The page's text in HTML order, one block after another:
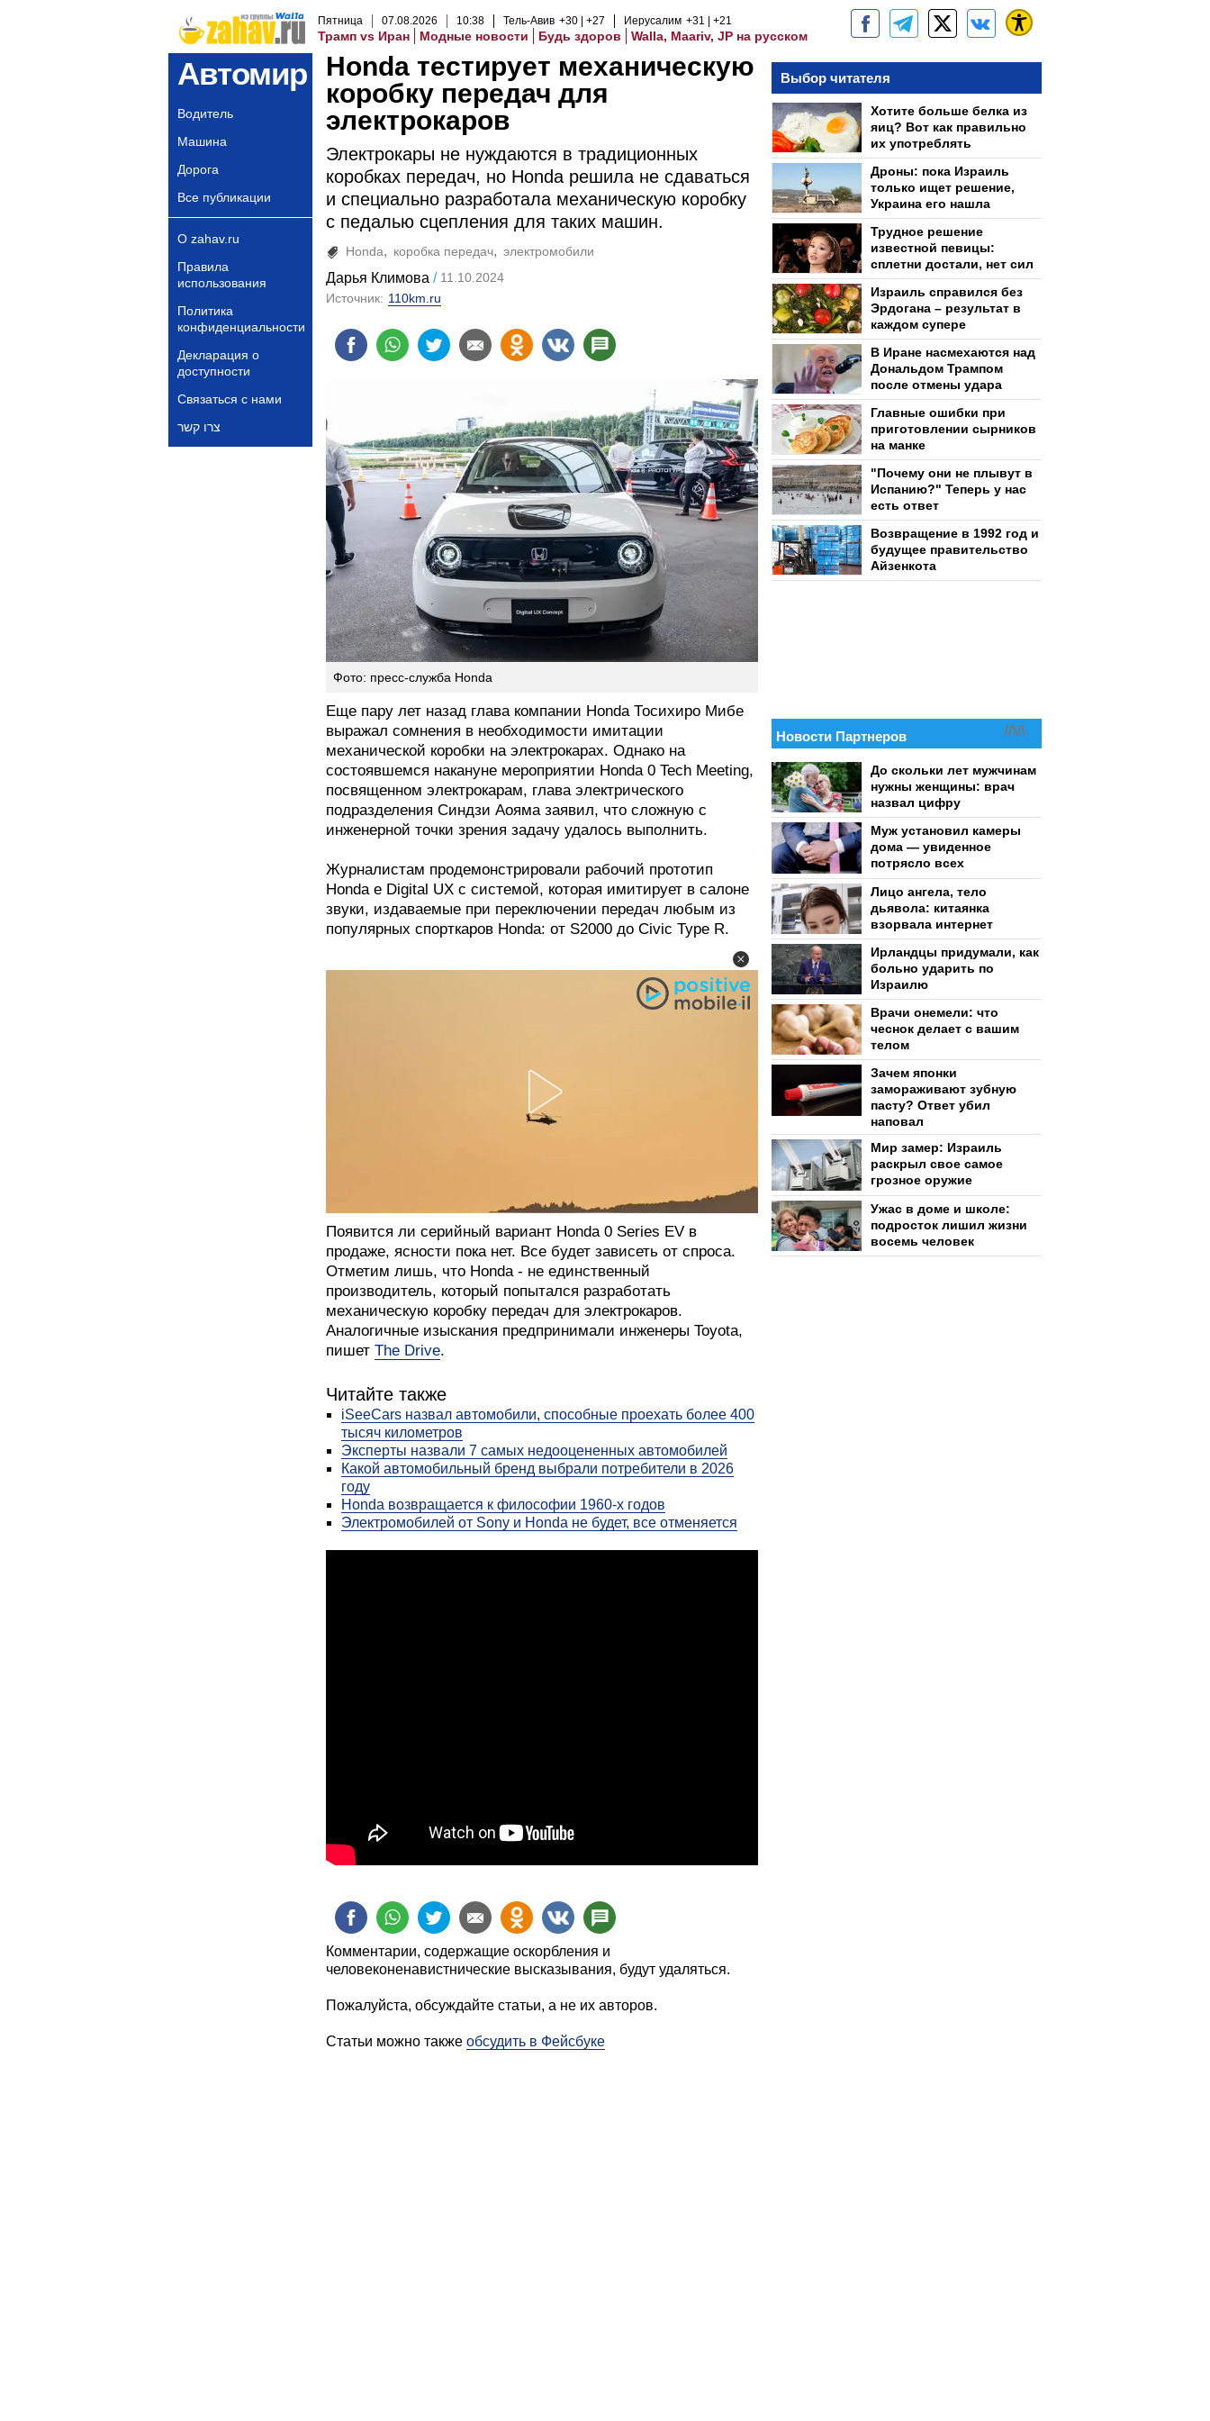
Пятница 07.08.2026 10:38 Тель-Авив +30 +27 Иерусалим +31 +21
Трамп vs Иран Модные новости Будь здоров Walla, Maariv, JP на русском
Автомир
Водитель
Машина
Дорога
Все публикации
О zahav.ru
Правила
использования
Политика
конфиденциальности
Декларация о
доступности
Связаться с нами
צרו קשר
Honda тестирует механическую
коробку передач для
электрокаров
Электрокары не нуждаются в традиционных
коробках передач, но Honda решила не сдаваться
и специально разработала механическую коробку
с педалью сцепления для таких машин.
Honda коробка передач электромобили
Дарья Климова
11.10.2024
Источник: 110km.ru
Фото: пресс-служба Honda
Еще пару лет назад глава компании Honda Тосихиро Мибе
выражал сомнения в необходимости имитации
механической коробки на электрокарах. Однако на
состоявшемся накануне мероприятии Honda 0 Tech Meeting,
посвященном электрокарам, глава электрического
подразделения Синдзи Аояма заявил, что сложную с
инженерной точки зрения задачу удалось выполнить.
Журналистам продемонстрировали рабочий прототип
Honda e Digital UX с системой, которая имитирует в салоне
звуки, издаваемые при переключении передач любым из
популярных спорткаров Honda: от S2000 до Civic Type R.
Появится ли серийный вариант Honda 0 Series EV в
продаже, ясности пока нет. Все будет зависеть от спроса.
Отметим лишь, что Honda - не единственный
производитель, который попытался разработать
механическую коробку передач для электрокаров.
Аналогичные изыскания предпринимали инженеры Toyota,
пишет The Drive.
Читайте также
iSeeCars назвал автомобили, способные проехать более 400
тысяч километров
Эксперты назвали 7 самых недооцененных автомобилей
Какой автомобильный бренд выбрали потребители в 2026
году
Honda возвращается к философии 1960-х годов
Электромобилей от Sony и Honda не будет, все отменяется
Комментарии, содержащие оскорбления и
человеконенавистнические высказывания, будут удаляться.
Пожалуйста, обсуждайте статьи, а не их авторов.
Статьи можно также обсудить в Фейсбуке
Выбор читателя
Хотите больше белка из
яиц? Вот как правильно
их употреблять
Дроны: пока Израиль
только ищет решение,
Украина его нашла
Трудное решение
известной певицы:
сплетни достали, нет сил
Израиль справился без
Эрдогана – результат в
каждом супере
В Иране насмехаются над
Дональдом Трампом
после отмены удара
Главные ошибки при
приготовлении сырников
на манке
"Почему они не плывут в
Испанию?" Теперь у нас
есть ответ
Возвращение в 1992 год и
будущее правительство
Айзенкота